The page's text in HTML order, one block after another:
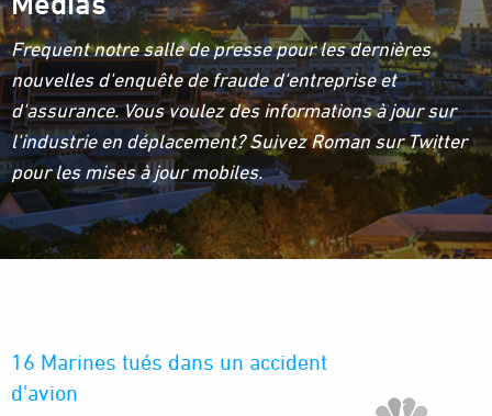
Frequent notre salle de presse pour les dernières
nouvelles d'enquête de fraude d'entreprise et
d'assurance. Vous voulez des informations à jour sur
l'industrie en déplacement? Suivez Roman sur Twitter
pour les mises à jour mobiles.
16 Marines tués dans un accident
d'avion